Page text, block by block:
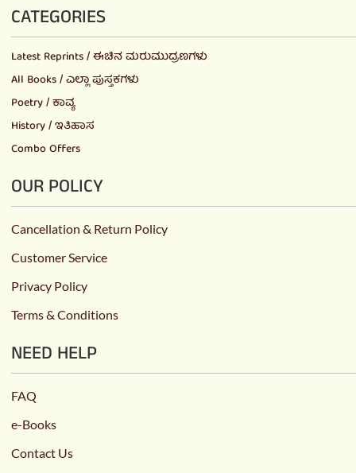
CATEGORIES
Latest Reprints / ಈಚಿನ ಮರುಮುದ್ರಣಗಳು
All Books / ಎಲ್ಲಾ ಪುಸ್ತಕಗಳು
Poetry / ಕಾವ್ಯ
History / ಇತಿಹಾಸ
Combo Offers
OUR POLICY
Cancellation & Return Policy
Customer Service
Privacy Policy
Terms & Conditions
NEED HELP
FAQ
e-Books
Contact Us